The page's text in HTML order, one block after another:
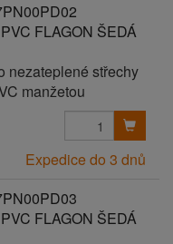
FLAGON ŠEDÁ
nezateplené střechy
manžetou
Expedice do 3 dnů
FLAGON ŠEDÁ